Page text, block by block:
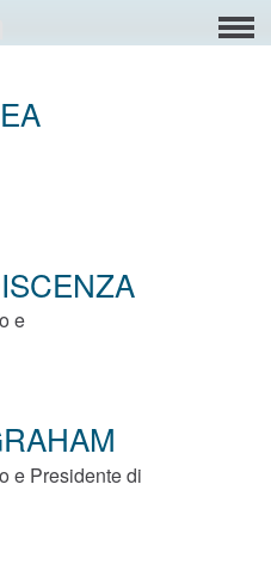
Menu
d’impresa
Prodotto
e
e Presidente di